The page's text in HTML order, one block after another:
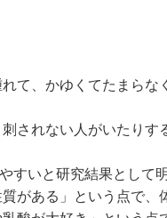
て、かゆくてたまらな
されない人がいたりす
すいと研究結果として
がある」という点で、